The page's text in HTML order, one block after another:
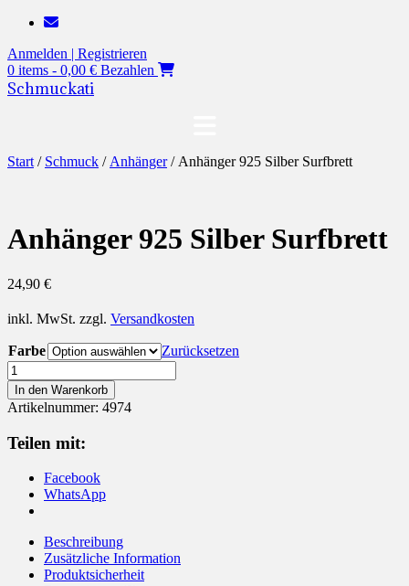
Zum
springen
Anmelden | Registrieren
0 items - 0,00 € Bezahlen
Schmuckati
Start / Schmuck / Anhänger/ Anhänger 925 Silber Surfbrett
Anhänger 925 Silber Surfbrett
24,90 €
inkl. MwSt. zzgl. Versandkosten
Farbe
Zurücksetzen
Anhänger
925
Silber
Surfbrett
Menge
In den Warenkorb
Artikelnummer: 4974
Teilen mit:
Facebook
WhatsApp
Beschreibung
Zusätzliche Information
Produktsicherheit